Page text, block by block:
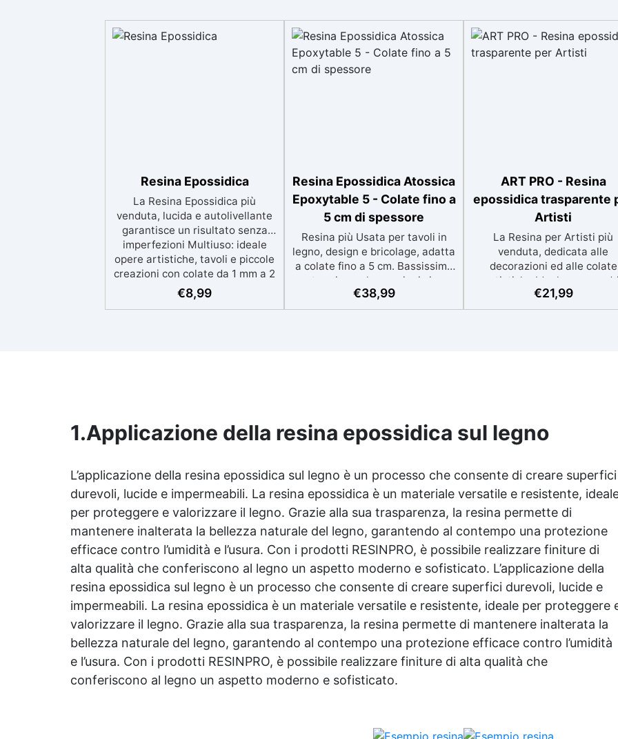
Resina Epossidica
La Resina Epossidica più
venduta, lucida e autolivellante
garantisce un risultato senza
imperfezioni Multiuso: ideale
opere artistiche, tavoli e piccole
creazioni con colate da 1 mm a 2
cm Resistente ai graffi e ai raggi
UV, garantendo opere durature,
€8,99
Resina Epossidica Atossica
Epoxytable 5 - Colate fino a
5 cm di spessore
Resina più Usata per tavoli in
legno, design e bricolage, adatta
a colate fino a 5 cm. Bassissima
esotermia per lavorazioni sicure
e senza surriscaldamenti.
Resistente a graffi e
€38,99
ART PRO - Resina
epossidica trasparente
Artisti
La Resina per Artisti più
venduta, dedicata alle
decorazioni ed alle colate
artistiche Ideale per
rivestimenti, vassoi e
piccole creazioni
e brillante
€21,99
1.Applicazione della resina epossidica sul legno
L’applicazione della resina epossidica sul legno è un processo che consente di creare superfici
durevoli, lucide e impermeabili. La resina epossidica è un materiale versatile e resistente,
per proteggere e valorizzare il legno. Grazie alla sua trasparenza, la resina permette di
mantenere inalterata la bellezza naturale del legno, garantendo al contempo una protezione
efficace contro l’umidità e l’usura. Con i prodotti RESINPRO, è possibile realizzare finiture di
alta qualità che conferiscono al legno un aspetto moderno e sofisticato. L’applicazione della
resina epossidica sul legno è un processo che consente di creare superfici durevoli, lucide e
impermeabili. La resina epossidica è un materiale versatile e resistente, ideale per proteggere
valorizzare il legno. Grazie alla sua trasparenza, la resina permette di mantenere inalterata la
bellezza naturale del legno, garantendo al contempo una protezione efficace contro l’umidità
e l’usura. Con i prodotti RESINPRO, è possibile realizzare finiture di alta qualità che
conferiscono al legno un aspetto moderno e sofisticato.